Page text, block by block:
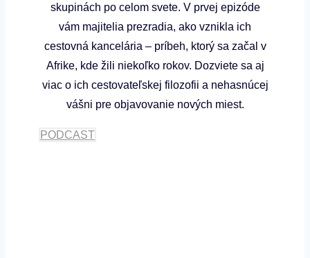
skupinách po celom svete. V prvej epizóde
vám majitelia prezradia, ako vznikla ich
cestovná kancelária – príbeh, ktorý sa začal v
Afrike, kde žili niekoľko rokov. Dozviete sa aj
viac o ich cestovateľskej filozofii a nehasnúcej
vášni pre objavovanie nových miest.
PODCAST